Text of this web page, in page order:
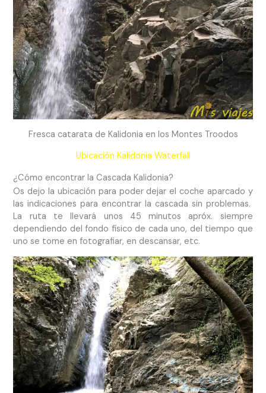
Fresca catarata de Kalidonia en los Montes Troodos
Ubicación Kalidonia Waterfall
¿Cómo encontrar la Cascada Kalidonia?
Os dejo la ubicación para poder dejar el coche aparcado y
las indicaciones para encontrar la cascada sin problemas.
La ruta te llevará unos 45 minutos apróx. siempre
dependiendo del fondo físico de cada uno, del tiempo que
uno se tome en fotografiar, en descansar, etc.